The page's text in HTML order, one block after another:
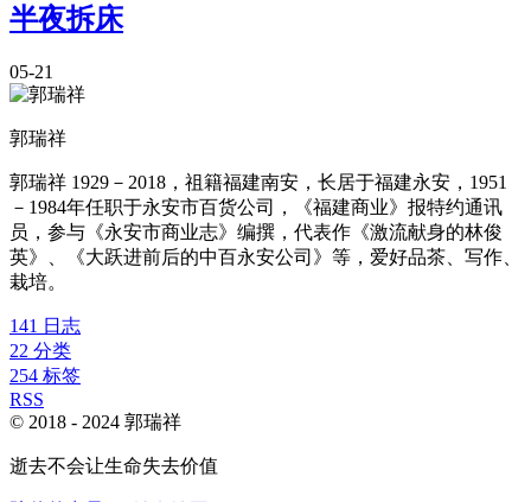
半夜拆床
05-21
郭瑞祥
郭瑞祥 1929－2018，祖籍福建南安，长居于福建永安，1951
－1984年任职于永安市百货公司，《福建商业》报特约通讯
员，参与《永安市商业志》编撰，代表作《激流献身的林俊
英》、《大跃进前后的中百永安公司》等，爱好品茶、写作、
栽培。
141 日志
22 分类
254 标签
RSS
© 2018 - 2024 郭瑞祥
逝去不会让生命失去价值